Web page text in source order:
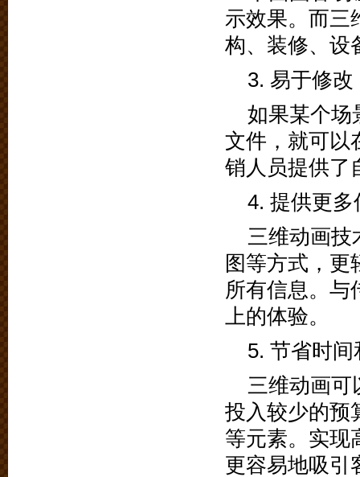
示效果。而三
构、装修、设
3. 易于修改
如果某个场
文件，就可以
销人员提供了
4. 提供更多
三维动画技
图等方式，更
所有信息。与
上的体验。
5. 节省时间
三维动画可
投入较少的预
等元素。实现
更容易地吸引